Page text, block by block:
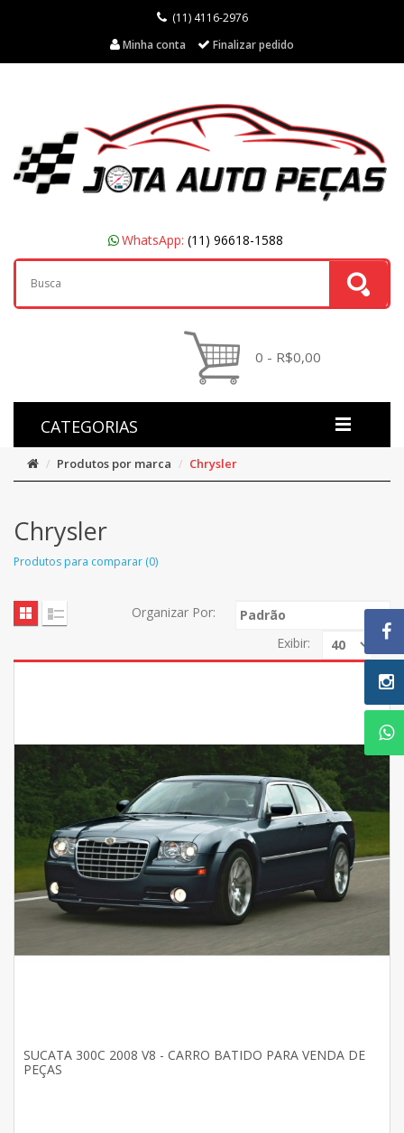
(11) 4116-2976
Minha conta
Finalizar pedido
WhatsApp: (11) 96618-1588
0 - R$0,00
CATEGORIAS
Produtos por marca Chrysler
Chrysler
Produtos para comparar (0)
Organizar Por:
Exibir:
SUCATA 300C 2008 V8 - CARRO BATIDO PARA VENDA DE
PEÇAS